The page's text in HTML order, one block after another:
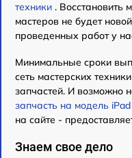
техники . Восстановить
мастеров не будет
проведенных работ у
Минимальные сроки
сеть мастерских
запчастей. И возможно
запчасть на модель
на сайте -
Знаем свое дело